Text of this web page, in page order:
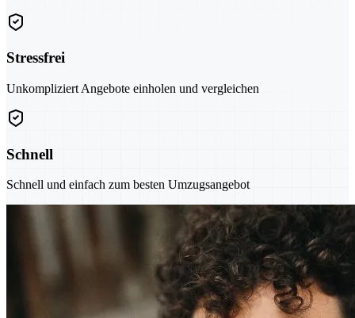
Stressfrei
Unkompliziert Angebote einholen und vergleichen
Schnell
Schnell und einfach zum besten Umzugsangebot